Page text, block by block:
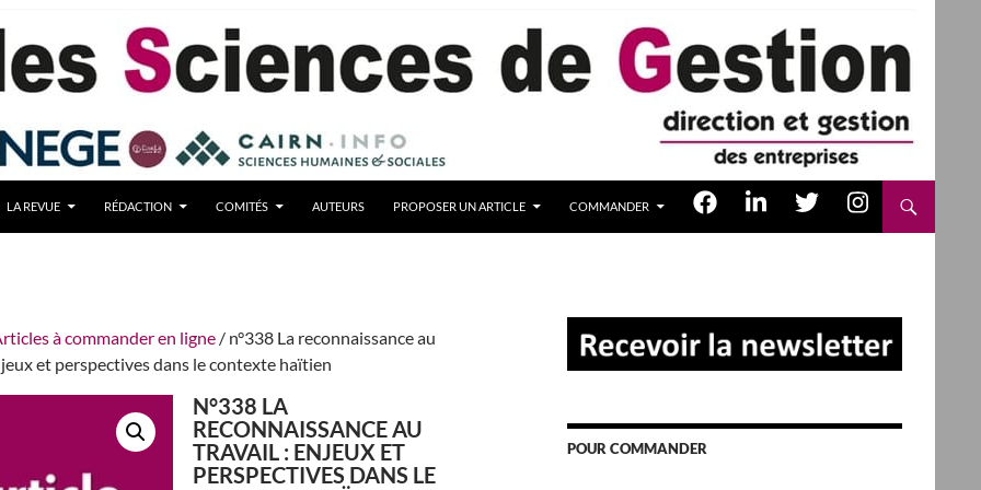
LA REVUE RÉDACTION COMITÉS AUTEURS PROPOSER UN ARTICLE COMMANDER
à commander en ligne / n°338 La reconnaissance au
et perspectives dans le contexte haïtien
N°338 LA
RECONNAISSANCE AU
TRAVAIL : ENJEUX ET
PERSPECTIVES DANS LE
POUR COMMANDER